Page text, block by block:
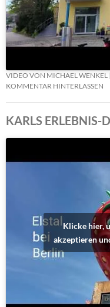
VIDEO VON MICHAEL WENKEL
KOMMENTAR HINTERLASSEN
KARLS ERLEBNIS-
Klicke hier,
akzeptieren